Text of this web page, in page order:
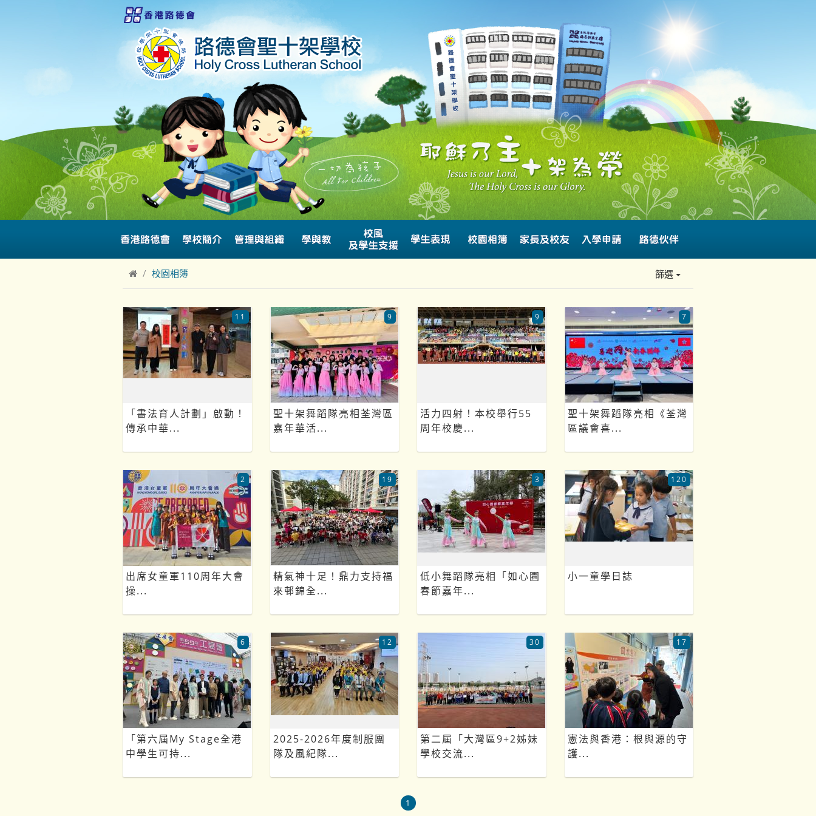
校園相簿 篩選
「書法育人計劃」啟動！
傳承中華...
11
聖十架舞蹈隊亮相荃灣區
嘉年華活...
9
活力四射！本校舉行55
周年校慶...
9
聖十架舞蹈隊亮相《荃灣
區議會喜...
7
出席女童軍110周年大會
操...
2
精氣神十足！鼎力支持福
來邨錦全...
19
低小舞蹈隊亮相「如心園
春節嘉年...
3
小一童學日誌
120
「第六屆My Stage全港
中學生可持...
6
2025-2026年度制服團
隊及風紀隊...
12
第二屆「大灣區9+2姊妹
學校交流...
30
憲法與香港：根與源的守
護...
17
1